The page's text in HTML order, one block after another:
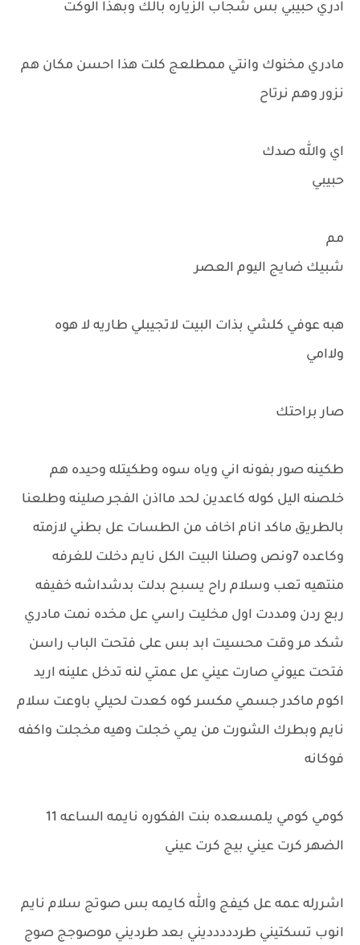
ادري حبيبي بس شجاب الزياره بالك وبهذا الوكت
مادري مخنوك وانتي ممطلعج كلت هذا احسن مكان هم
نزور وهم نرتاح
اي والله صدك
حبيبي
مم
شبيك ضايج اليوم العصر
هبه عوفي كلشي بذات البيت لاتجيبلي طاريه لا هوه
ولاامي
صار براحتك
طكينه صور بفونه اني وياه سوه وطكيتله وحيده هم
خلصنه اليل كوله كاعدين لحد مااذن الفجر صلينه وطلعنا
بالطريق ماكد انام اخاف من الطسات عل بطني لازمته
وكاعده 7ونص وصلنا البيت الكل نايم دخلت للغرفه
منتهيه تعب وسلام راح يسبح بدلت بدشداشه خفيفه
ربع ردن ومددت اول مخليت راسي عل مخده نمت مادري
شكد مر وقت محسيت ابد بس على فتحت الباب راسن
فتحت عيوني صارت عيني عل عمتي لنه تدخل علينه اريد
اكوم ماكدر جسمي مكسر كوه كعدت لحيلي باوعت سلام
نايم وبطرك الشورت من يمي خجلت وهيه مخجلت واكفه
فوكانه
كومي كومي يلمسعده بنت الفكوره نايمه الساعه 11
الضهر كرت عيني بيج كرت عيني
اشررله عمه عل كيفج والله كايمه بس صوتج سلام نايم
انوب تسكتيني طرددددديني بعد طرديني موصوجج صوج